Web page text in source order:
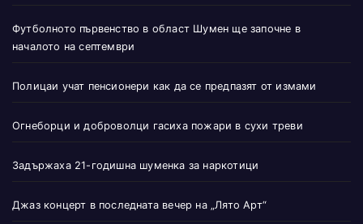
Футболното първенство в област Шумен ще започне в
началото на септември
Полицаи учат пенсионери как да се предпазят от измами
Огнеборци и доброволци гасиха пожари в сухи треви
Задържаха 21-годишна шуменка за наркотици
Джаз концерт в последната вечер на „Лято Арт“